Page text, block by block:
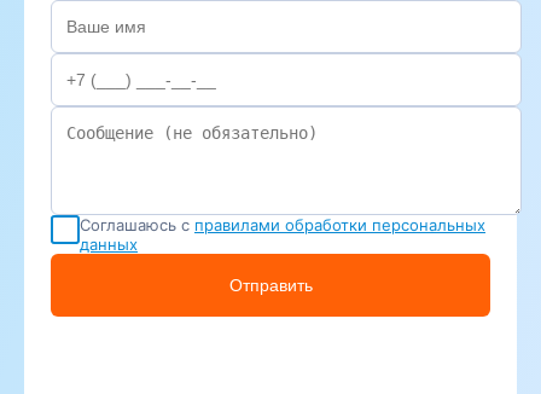
Соглашаюсь с правилами обработки персональных
данных
Отправить